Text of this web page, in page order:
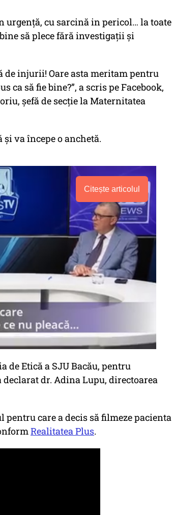
urgență, cu sarcină in pericol… la toate
să plece fără investigații și
de injurii! Oare asta meritam pentru
ca să fie bine?”, a scris pe Facebook,
șefă de secție la Maternitatea
și va începe o anchetă.
Citește articolul
de Etică a SJU Bacău, pentru
dr. Adina Lupu, directoarea
care a decis să filmeze pacienta
Realitatea Plus.